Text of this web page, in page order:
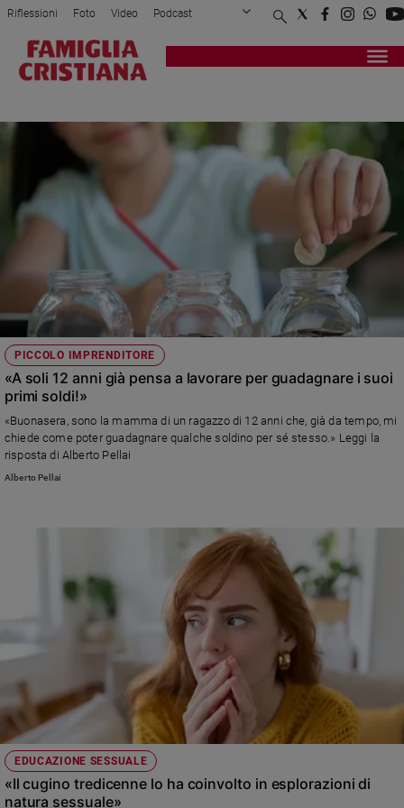
Attualità
Economia
Legalità
Interviste
Papa
Papa
Chiesa
Chiesa
Fede
giorno
Santo
giorno
Società
e
valori
Riflessioni Foto Video Podcast
Privacy Policy Chi siamo
Registrati Redazione
PICCOLO IMPRENDITORE
«A soli 12 anni già pensa a lavorare per guadagnare i suoi
primi soldi!»
«Buonasera, sono la mamma di un ragazzo di 12 anni che, già da tempo, mi
chiede come poter guadagnare qualche soldino per sé stesso.» Leggi la
risposta di Alberto Pellai
Alberto Pellai
EDUCAZIONE SESSUALE
«Il cugino tredicenne lo ha coinvolto in esplorazioni di
natura sessuale»